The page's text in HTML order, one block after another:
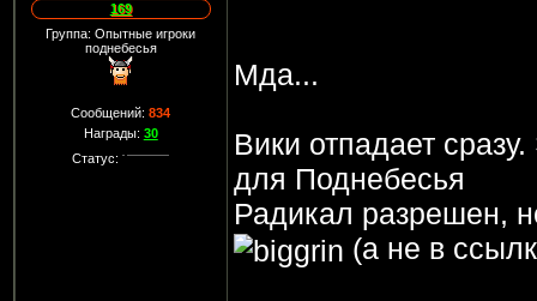
169
Группа: Опытные игроки
поднебесья
Сообщений:834
Награды: 30
Статус:
Мда...
Вики отпадает
для Поднебесья
Радикал разрешен,
(а не в